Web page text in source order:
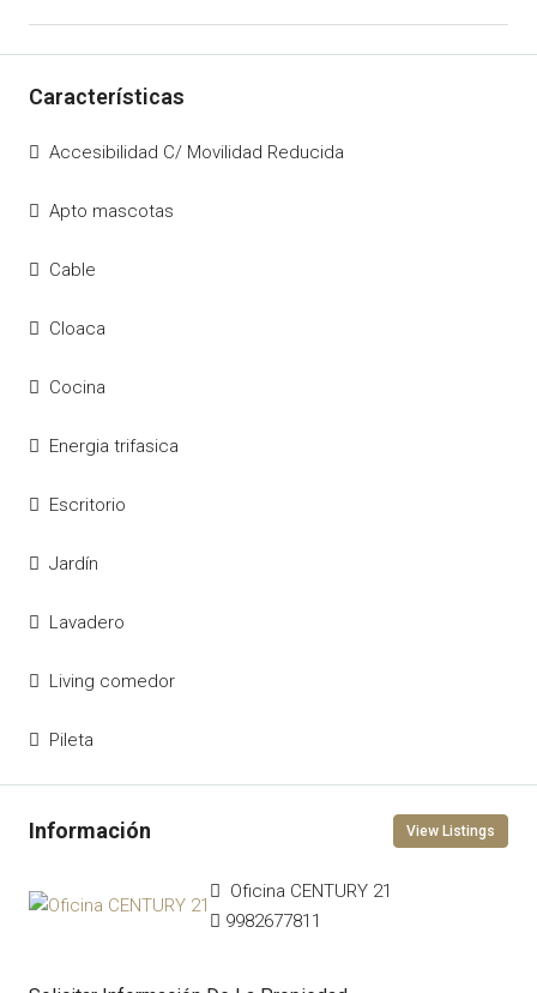
Accesibilidad C/ Movilidad Reducida
Apto mascotas
Cable
Cloaca
Cocina
Energia trifasica
Escritorio
Jardín
Lavadero
Living comedor
Pileta
View Listings
Oficina CENTURY 21
9982677811